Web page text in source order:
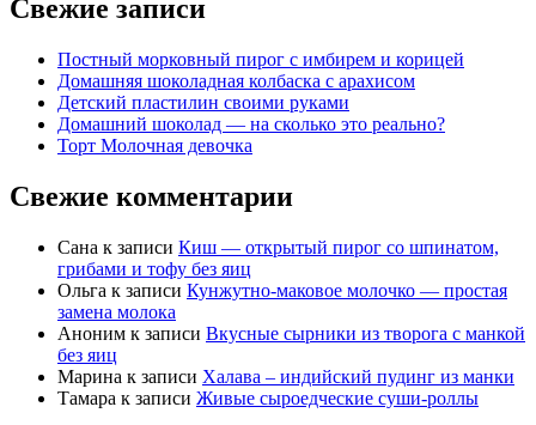
Свежие записи
Постный морковный пирог с имбирем и корицей
Домашняя шоколадная колбаска с арахисом
Детский пластилин своими руками
Домашний шоколад — на сколько это реально?
Торт Молочная девочка
Свежие комментарии
Сана к записи Киш — открытый пирог со шпинатом,
грибами и тофу без яиц
Ольга к записи Кунжутно-маковое молочко — простая
замена молока
Аноним к записи Вкусные сырники из творога с манкой
без яиц
Марина к записи Халава – индийский пудинг из манки
Тамара к записи Живые сыроедческие суши-роллы